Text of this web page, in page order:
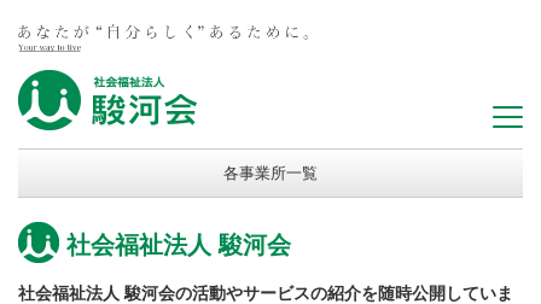
各事業所一覧
社会福祉法人 駿河会
社会福祉法人 駿河会の活動やサービスの紹介を随時公開していま